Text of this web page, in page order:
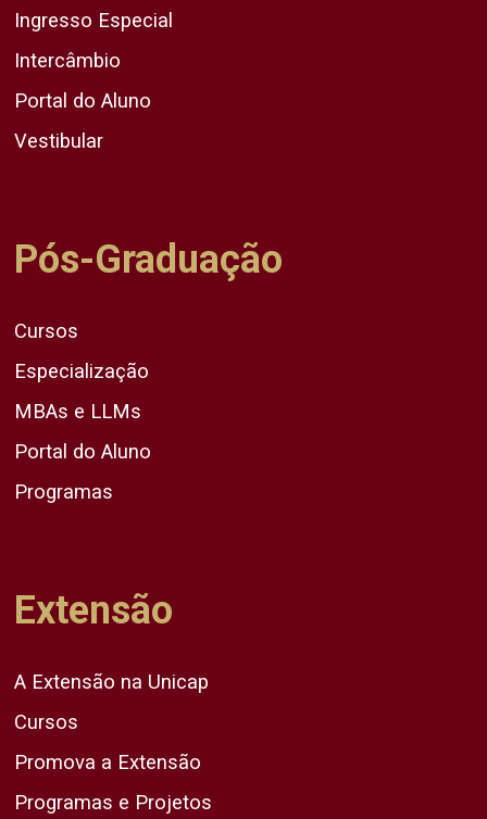
Ingresso Especial
Intercâmbio
Portal do Aluno
Vestibular
Pós-Graduação
Cursos
Especialização
MBAs e LLMs
Portal do Aluno
Programas
Extensão
A Extensão na Unicap
Cursos
Promova a Extensão
Programas e Projetos